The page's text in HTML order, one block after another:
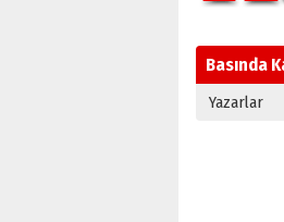
Basında
Yazarlar